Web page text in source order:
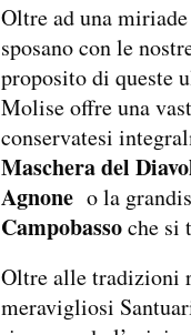
Oltre ad una
sposano con le
proposito di queste
Molise offre una
conservatesi
Maschera del
Agnone o la
Campobassoche si
Oltre alle tradizioni
meravigliosi